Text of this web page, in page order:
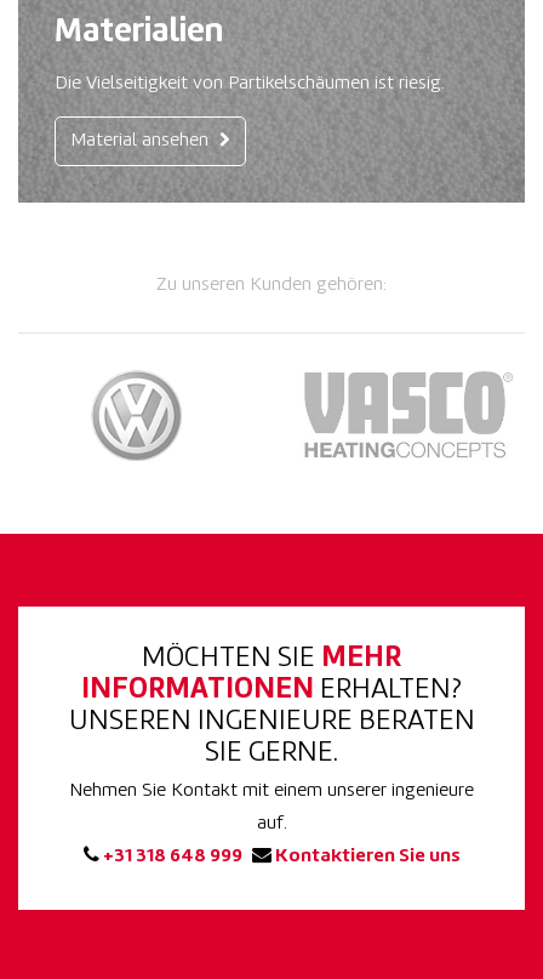
Materialien
Die Vielseitigkeit von Partikelschäumen ist riesig.
Material ansehen
Zu unseren Kunden gehören:
MÖCHTEN SIE MEHR
INFORMATIONEN ERHALTEN?
UNSEREN INGENIEURE BERATEN
SIE GERNE.
Nehmen Sie Kontakt mit einem unserer ingenieure
auf.
+31 318 648 999
Kontaktieren Sie uns